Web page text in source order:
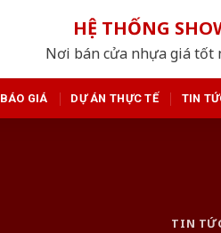
HỆ THỐNG
Nơi bán cửa nhựa giá tốt
BÁO GIÁ DỰ ÁN THỰC TẾ TIN
TIN